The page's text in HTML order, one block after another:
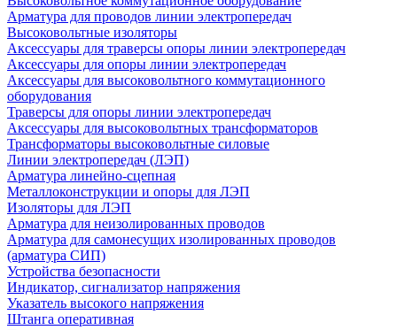
Арматура для проводов линии электропередач
Высоковольтные изоляторы
Аксессуары для траверсы опоры линии электропередач
Аксессуары для опоры линии электропередач
Аксессуары для высоковольтного коммутационного
оборудования
Траверсы для опоры линии электропередач
Аксессуары для высоковольтных трансформаторов
Трансформаторы высоковольтные силовые
Линии электропередач (ЛЭП)
Арматура линейно-сцепная
Металлоконструкции и опоры для ЛЭП
Изоляторы для ЛЭП
Арматура для неизолированных проводов
Арматура для самонесущих изолированных проводов
(арматура СИП)
Устройства безопасности
Индикатор, сигнализатор напряжения
Указатель высокого напряжения
Штанга оперативная